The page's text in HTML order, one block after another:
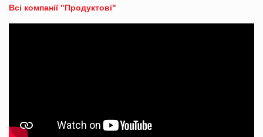
Всі компанії "Продуктові"